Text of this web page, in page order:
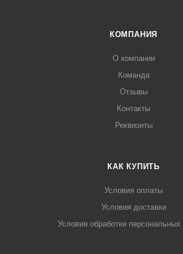
КОМПАНИЯ
О компании
Команда
Отзывы
Контакты
Реквизиты
КАК КУПИТЬ
Условия оплаты
Условия доставки
Условия обработки